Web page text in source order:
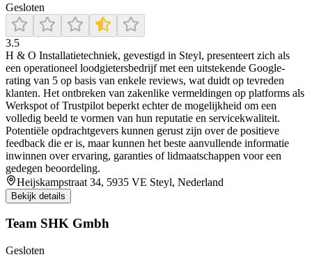
Gesloten
3.5
H & O Installatietechniek, gevestigd in Steyl, presenteert zich als
een operationeel loodgietersbedrijf met een uitstekende Google-
rating van 5 op basis van enkele reviews, wat duidt op tevreden
klanten. Het ontbreken van zakenlike vermeldingen op platforms als
Werkspot of Trustpilot beperkt echter de mogelijkheid om een
volledig beeld te vormen van hun reputatie en servicekwaliteit.
Potentiële opdrachtgevers kunnen gerust zijn over de positieve
feedback die er is, maar kunnen het beste aanvullende informatie
inwinnen over ervaring, garanties of lidmaatschappen voor een
gedegen beoordeling.
Heijskampstraat 34, 5935 VE Steyl, Nederland
Bekijk details
Team SHK Gmbh
Gesloten